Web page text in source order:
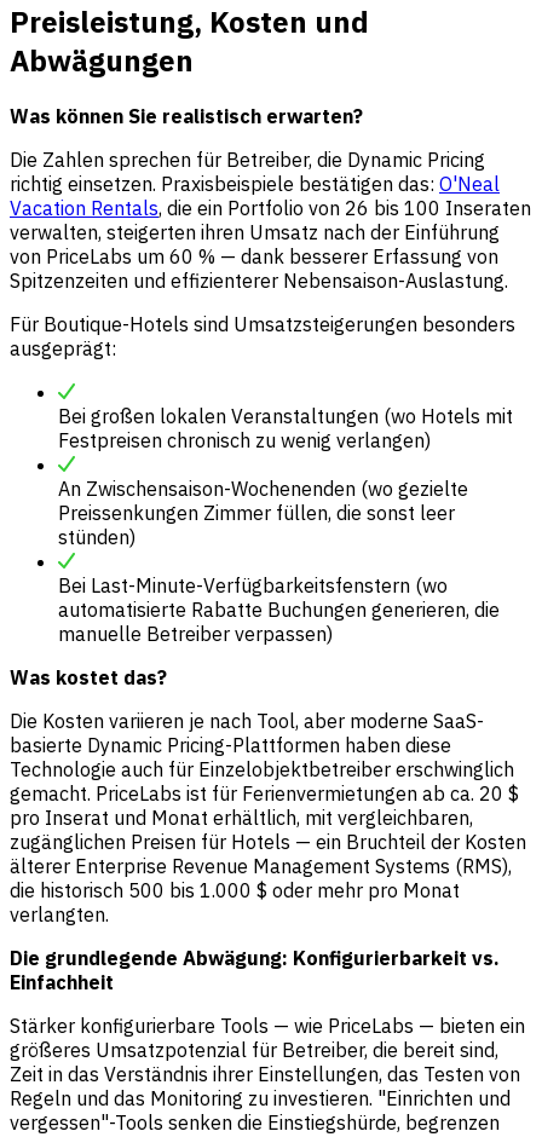
Preisleistung, Kosten und
Abwägungen
Was können Sie realistisch erwarten?
Die Zahlen sprechen für Betreiber, die Dynamic Pricing
richtig einsetzen. Praxisbeispiele bestätigen das: O'Neal
Vacation Rentals, die ein Portfolio von 26 bis 100 Inseraten
verwalten, steigerten ihren Umsatz nach der Einführung
von PriceLabs um 60 % — dank besserer Erfassung von
Spitzenzeiten und effizienterer Nebensaison-Auslastung.
Für Boutique-Hotels sind Umsatzsteigerungen besonders
ausgeprägt:
Bei großen lokalen Veranstaltungen (wo Hotels mit
Festpreisen chronisch zu wenig verlangen)
An Zwischensaison-Wochenenden (wo gezielte
Preissenkungen Zimmer füllen, die sonst leer
stünden)
Bei Last-Minute-Verfügbarkeitsfenstern (wo
automatisierte Rabatte Buchungen generieren, die
manuelle Betreiber verpassen)
Was kostet das?
Die Kosten variieren je nach Tool, aber moderne SaaS-
basierte Dynamic Pricing-Plattformen haben diese
Technologie auch für Einzelobjektbetreiber erschwinglich
gemacht. PriceLabs ist für Ferienvermietungen ab ca. 20 $
pro Inserat und Monat erhältlich, mit vergleichbaren,
zugänglichen Preisen für Hotels — ein Bruchteil der Kosten
älterer Enterprise Revenue Management Systems (RMS),
die historisch 500 bis 1.000 $ oder mehr pro Monat
verlangten.
Die grundlegende Abwägung: Konfigurierbarkeit vs.
Einfachheit
Stärker konfigurierbare Tools — wie PriceLabs — bieten ein
größeres Umsatzpotenzial für Betreiber, die bereit sind,
Zeit in das Verständnis ihrer Einstellungen, das Testen von
Regeln und das Monitoring zu investieren. "Einrichten und
vergessen"-Tools senken die Einstiegshürde, begrenzen